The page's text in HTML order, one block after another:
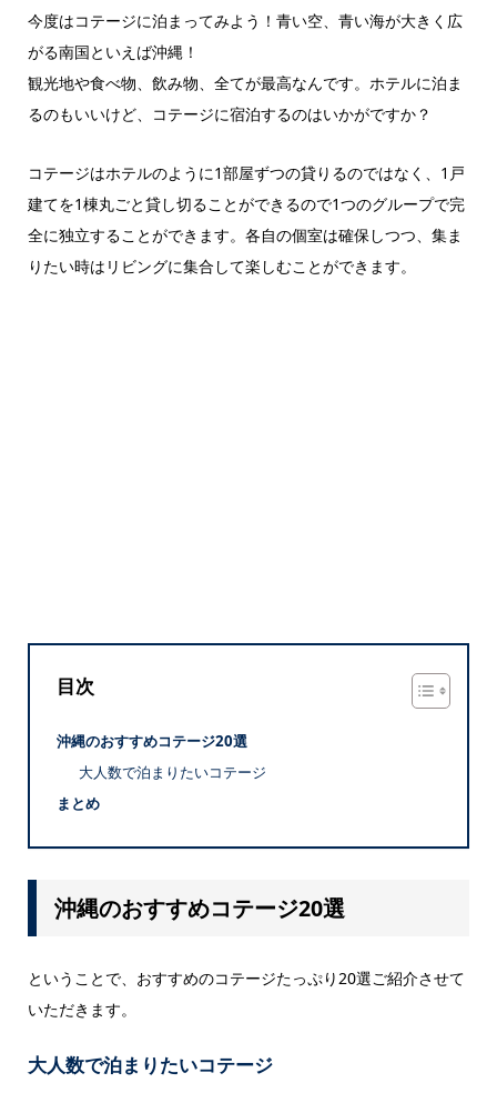
今度はコテージに泊まってみよう！青い空、青い海が大きく広
がる南国といえば沖縄！
観光地や食べ物、飲み物、全てが最高なんです。ホテルに泊ま
るのもいいけど、コテージに宿泊するのはいかがですか？
コテージはホテルのように1部屋ずつの貸りるのではなく、1戸
建てを1棟丸ごと貸し切ることができるので1つのグループで完
全に独立することができます。各自の個室は確保しつつ、集ま
りたい時はリビングに集合して楽しむことができます。
目次
沖縄のおすすめコテージ20選
大人数で泊まりたいコテージ
まとめ
沖縄のおすすめコテージ20選
ということで、おすすめのコテージたっぷり20選ご紹介させて
いただきます。
大人数で泊まりたいコテージ